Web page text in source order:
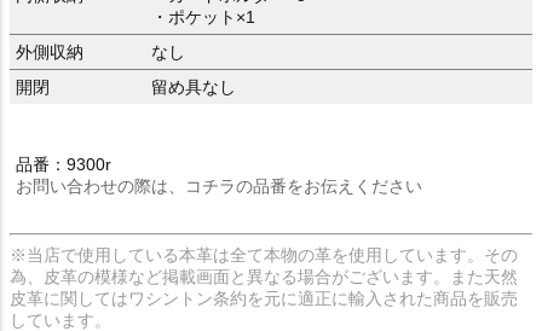
・ポケット×1
外側収納
なし
開閉
留め具なし
品番：9300r
お問い合わせの際は、コチラの品番をお伝えください
※当店で使用している本革は全て本物の革を使用しています。その
為、皮革の模様など掲載画面と異なる場合がございます。また天然
皮革に関してはワシントン条約を元に適正に輸入された商品を販売
しています。